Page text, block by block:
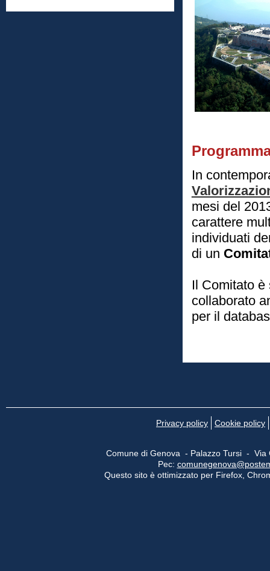
In
mesi del
carattere
individuati
di un
Il Comitato
collaborato
per il
Privacy policy Cookie policy
Comune di Genova - Palazzo Tursi -
Pec:
Questo sito è ottimizzato per Firefox,